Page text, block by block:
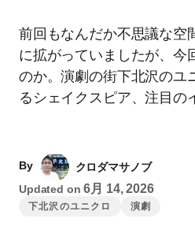
前回もなんだか不思議な空
に拡がっていましたが、今
のか。演劇の街下北沢のユ
るシェイクスピア、注目の
By
クロダマサノブ
Updated on 6月 14, 2026
下北沢のユニクロ 演劇